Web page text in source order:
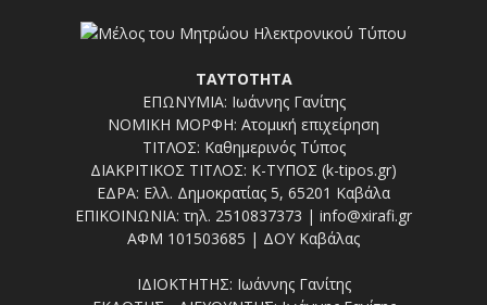
ΤΑΥΤΟΤΗΤΑ
ΕΠΩΝΥΜΙΑ: Ιωάννης Γανίτης
ΝΟΜΙΚΗ ΜΟΡΦΗ: Ατομική επιχείρηση
ΤΙΤΛΟΣ: Καθημερινός Τύπος
ΔΙΑΚΡΙΤΙΚΟΣ ΤΙΤΛΟΣ: Κ-ΤΥΠΟΣ (k-tipos.gr)
ΕΔΡΑ: Ελλ. Δημοκρατίας 5, 65201 Καβάλα
ΕΠΙΚΟΙΝΩΝΙΑ: τηλ. 2510837373 | info@xirafi.gr
ΑΦΜ 101503685 | ΔΟΥ Καβάλας
ΙΔΙΟΚΤΗΤΗΣ: Ιωάννης Γανίτης